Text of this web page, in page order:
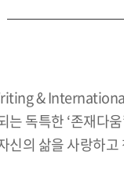
&
는 독특한 ‘존재다
신의 삶을 사랑하